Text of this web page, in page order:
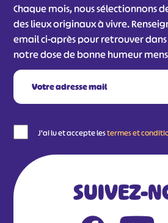
Chaque mois, nous sélectionnons
des lieux originaux à vivre.
email ci-après pour retrouver
notre dose de bonne humeur
J'ai lu et accepte lestermes et
SUIVEZ-